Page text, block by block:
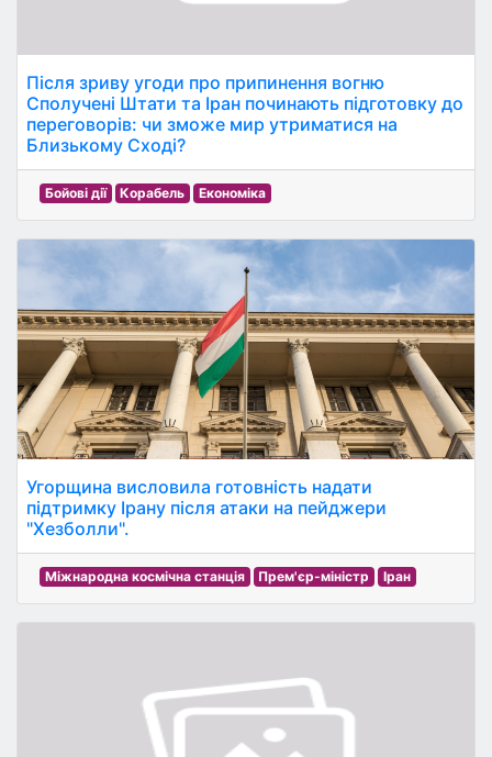
Після зриву угоди про припинення вогню
Сполучені Штати та Іран починають підготовку до
переговорів: чи зможе мир утриматися на
Близькому Сході?
Бойові дії Корабель Економіка
Угорщина висловила готовність надати
підтримку Ірану після атаки на пейджери
"Хезболли".
Міжнародна космічна станція Прем'єр-міністр Іран